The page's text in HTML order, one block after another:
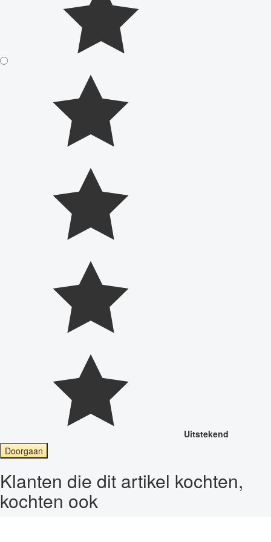
Uitstekend
Doorgaan
Klanten die dit artikel kochten,
kochten ook